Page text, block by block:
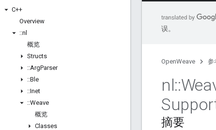
C++
Overview
::nl
概览
Structs
::ArgParser
::Ble
::Inet
::Weave
概览
Classes
误。
OpenWeave 参
nl::
摘要